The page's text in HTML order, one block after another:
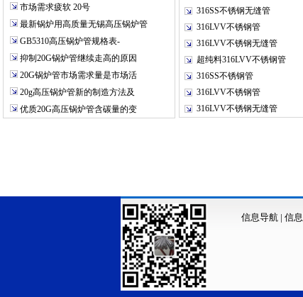
市场需求疲软 20号
最新锅炉用高质量无锡高压锅炉管
GB5310高压锅炉管规格表-
抑制20G锅炉管继续走高的原因
20G锅炉管市场需求量是市场活
20g高压锅炉管新的制造方法及
优质20G高压锅炉管含碳量的变
316SS不锈钢无缝管
316LVV不锈钢管
316LVV不锈钢无缝管
超纯料316LVV不锈钢管
316SS不锈钢管
316LVV不锈钢管
316LVV不锈钢无缝管
信息导航| 信